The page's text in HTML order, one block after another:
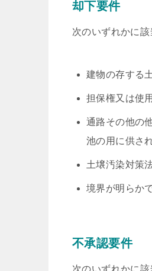
却下要件
次のいずれかに
建物の存する
担保権又は使
通路その他の
池の用に供さ
土壌汚染対策
境界が明らか
不承認要件
次のいずれかに